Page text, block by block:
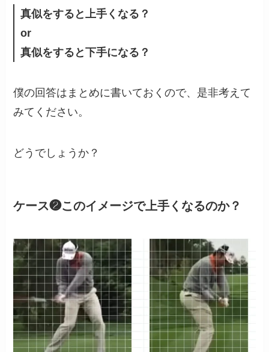
真似をすると上手くなる？
or
真似をすると下手になる？
僕の回答はまとめに書いておくので、是非考えて
みてください。
どうでしょうか？
ケース❷このイメージで上手くなるのか？